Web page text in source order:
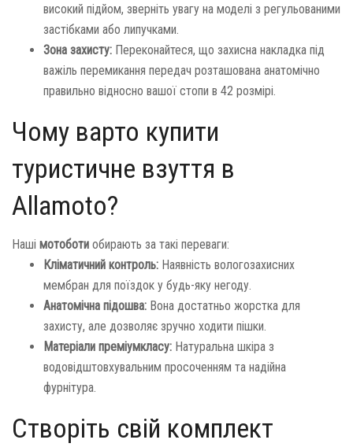
високий підйом, зверніть увагу на моделі з регульованими
застібками або липучками.
Зона захисту: Переконайтеся, що захисна накладка під
важіль перемикання передач розташована анатомічно
правильно відносно вашої стопи в 42 розмірі.
Чому варто купити
туристичне взуття в
Allamoto?
Наші мотоботи обирають за такі переваги:
Кліматичний контроль: Наявність вологозахисних
мембран для поїздок у будь-яку негоду.
Анатомічна підошва: Вона достатньо жорстка для
захисту, але дозволяє зручно ходити пішки.
Матеріали преміумкласу: Натуральна шкіра з
водовідштовхувальним просоченням та надійна
фурнітура.
Створіть свій комплект